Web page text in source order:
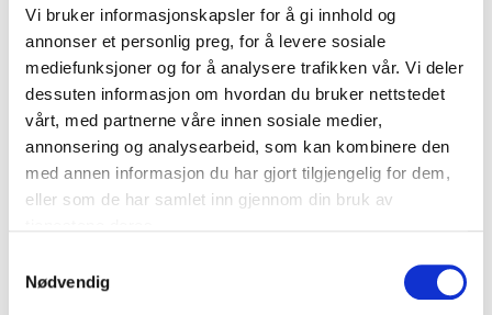
Vi bruker informasjonskapsler for å gi innhold og
annonser et personlig preg, for å levere sosiale
mediefunksjoner og for å analysere trafikken vår. Vi deler
dessuten informasjon om hvordan du bruker nettstedet
vårt, med partnerne våre innen sosiale medier,
annonsering og analysearbeid, som kan kombinere den
med annen informasjon du har gjort tilgjengelig for dem,
eller som de har samlet inn gjennom din bruk av
Nødvendig
Lydia Capolicchio
Lydia Capolicchio er en
erfaren journalist,
programleder og
foredragsholder kjent for
sine inspirerende foredrag
om kommunikasjon, medier
og hvordan man kan lede
med engasjement og
Niels Chr.
Geelmuyden
Niels Chr. Geelmuyden er en
anerkjent forfatter og
journalist som i sine
foredrag utfordrer
etablerte sannheter og
inspirerer til kritisk tenkning
om mat, miljø og samfunn.